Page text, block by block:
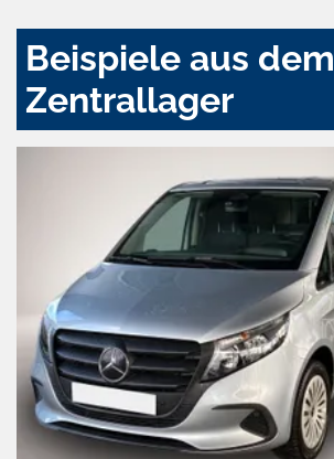
Beispiele aus dem
Zentrallager